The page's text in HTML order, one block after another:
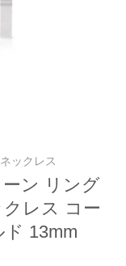
ックレス
ン リング
レス コー
13mm